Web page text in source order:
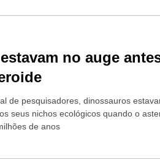
no auge
de pesquisadores, dinossauros
seus nichos ecológicos quando o
de anos